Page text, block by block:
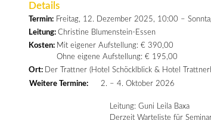
Details
Termin:Freitag, 12. Dezember 2025, 10:00 –
Leitung: Christine Blumenstein-Essen
Kosten: Mit eigener Aufstellung: € 390,00
Ohne eigene Aufstellung: € 195,00
Ort: Der Trattner (Hotel Schöcklblick & Hotel
Weitere Termine:
2. – 4. Oktober 2026
Leitung: Guni Leila Baxa
Derzeit Warteliste für